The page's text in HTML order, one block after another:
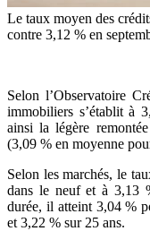
Le taux moyen des
contre 3,12 % en
Selon l’Observatoire
immobiliers s’établit à
ainsi la légère
(3,09 % en moyenne
Selon les marchés, le
dans le neuf et à 3,13
durée, il atteint 3,04 %
et 3,22 % sur 25 ans.